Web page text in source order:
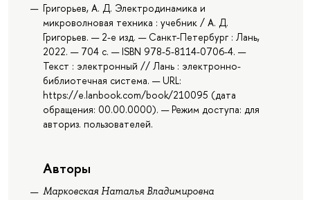
Григорьев, А. Д. Электродинамика и
микроволновая техника : учебник / А. Д.
Григорьев. — 2-е изд. — Санкт-Петербург : Лань,
2022. — 704 с. — ISBN 978-5-8114-0706-4. —
Текст : электронный // Лань : электронно-
библиотечная система. — URL:
https://e.lanbook.com/book/210095 (дата
обращения: 00.00.0000). — Режим доступа: для
авториз. пользователей.
Авторы
Марковская Наталья Владимировна